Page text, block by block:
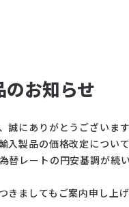
お知らせ
にありがとうございます
入製品の価格改定につい
替レートの円安基調が続
ましてもご案内申し上げ